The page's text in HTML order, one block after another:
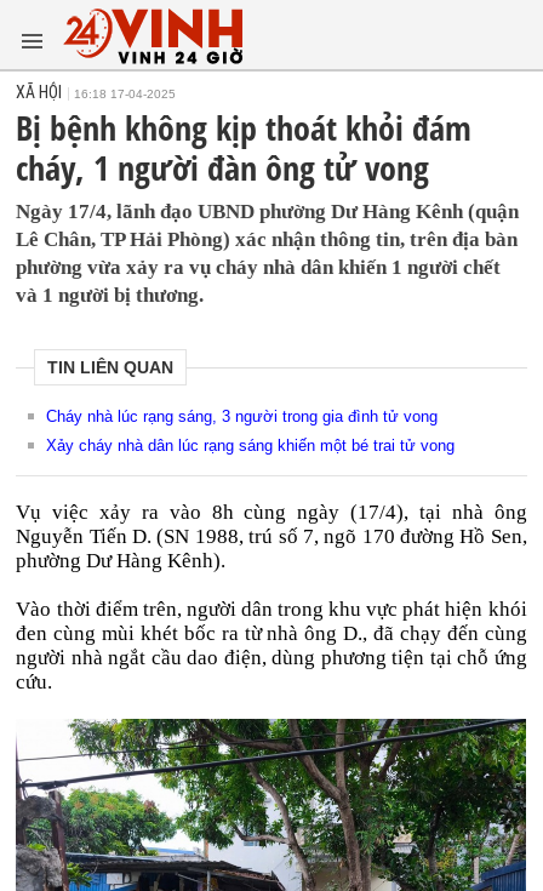
XÃ HỘI 16:18 17-04-2025
Bị bệnh không kịp thoát khỏi đám
cháy, 1 người đàn ông tử vong
Ngày 17/4, lãnh đạo UBND phường Dư Hàng Kênh (quận
Lê Chân, TP Hải Phòng) xác nhận thông tin, trên địa bàn
phường vừa xảy ra vụ cháy nhà dân khiến 1 người chết
và 1 người bị thương.
TIN LIÊN QUAN
Cháy nhà lúc rạng sáng, 3 người trong gia đình tử vong
Xảy cháy nhà dân lúc rạng sáng khiến một bé trai tử vong
Vụ việc xảy ra vào 8h cùng ngày (17/4), tại nhà ông
Nguyễn Tiến D. (SN 1988, trú số 7, ngõ 170 đường Hồ Sen,
phường Dư Hàng Kênh).
Vào thời điểm trên, người dân trong khu vực phát hiện khói
đen cùng mùi khét bốc ra từ nhà ông D., đã chạy đến cùng
người nhà ngắt cầu dao điện, dùng phương tiện tại chỗ ứng
cứu.